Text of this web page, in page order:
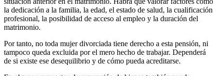
la dedicación a la familia, la edad, el estado de salud, la cualificación
profesional, la posibilidad de acceso al empleo y la duración del
matrimonio.
Por tanto, no toda mujer divorciada tiene derecho a esta pensión, ni
tampoco queda excluida por el mero hecho de trabajar. Dependerá
de si existe ese desequilibrio y de cómo pueda acreditarse.